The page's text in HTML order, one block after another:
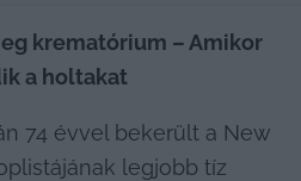
krematórium – Amikor
a holtakat
74 évvel bekerült a New
legjobb tíz